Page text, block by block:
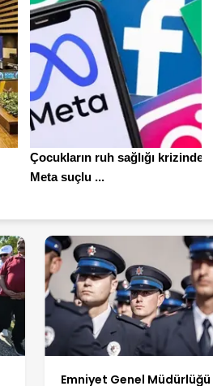
Çocukların ruh sağlığı krizinde
Meta suçlu ...
Emniyet Genel Müdürlüğü